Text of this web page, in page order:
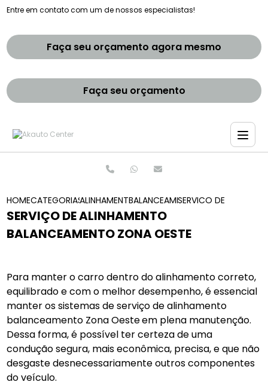
Entre em contato com um de nossos especialistas!
Faça seu orçamento agora mesmo
Faça seu orçamento
HOMECATEGORIASALINHAMENTO E BALANCEAMENTOS
BALANCEAMENTO E ALINHAMENTO
SERVICO DE
SERVIÇO DE ALINHAMENTO
BALANCEAMENTO ZONA OESTE
Para manter o carro dentro do alinhamento correto,
equilibrado e com o melhor desempenho, é essencial
manter os sistemas de serviço de alinhamento
balanceamento Zona Oesteem plena manutenção.
Dessa forma, é possível ter certeza de uma
condução segura, mais econômica, precisa, e que não
desgaste desnecessariamente outros componentes
do veículo.